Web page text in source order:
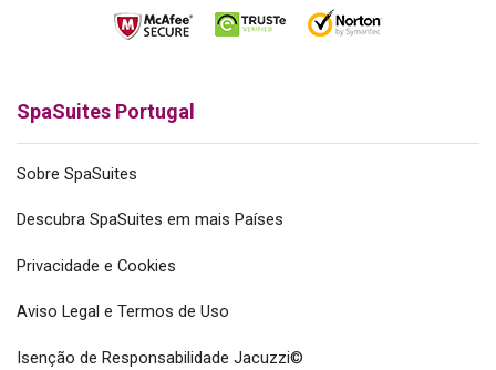
SpaSuites Portugal
Sobre SpaSuites
Descubra SpaSuites em mais Países
Privacidade e Cookies
Aviso Legal e Termos de Uso
Isenção de Responsabilidade Jacuzzi©